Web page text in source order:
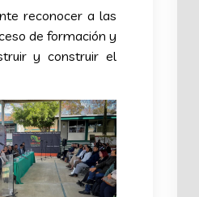
reconocer a las
de formación y
y construir el